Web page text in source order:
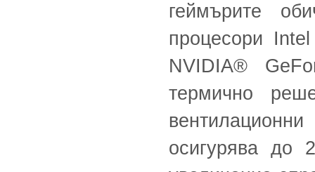
геймърите
процесори
NVIDIA®
термично
осигурява